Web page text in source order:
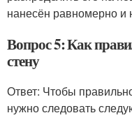
нанесён равномерно и
Вопрос 5: Как
стену
Ответ: Чтобы
нужно следовать